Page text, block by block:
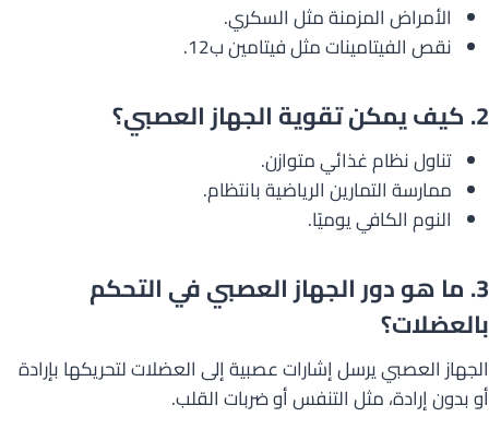
الأمراض المزمنة مثل السكري.
نقص الفيتامينات مثل فيتامين ب12.
2. كيف يمكن تقوية الجهاز العصبي؟
تناول نظام غذائي متوازن.
ممارسة التمارين الرياضية بانتظام.
النوم الكافي يوميًا.
3. ما هو دور الجهاز العصبي في التحكم
بالعضلات؟
الجهاز العصبي يرسل إشارات عصبية إلى العضلات لتحريكها بإرادة
أو بدون إرادة، مثل التنفس أو ضربات القلب.